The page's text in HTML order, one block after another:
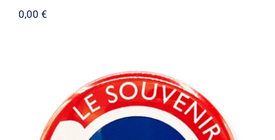
0,00 €